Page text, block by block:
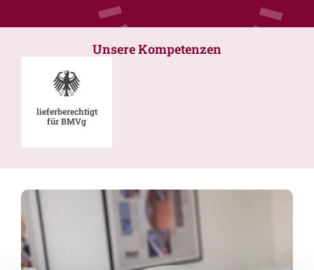
Unsere Kompetenzen
lieferberechtigt
für BMVg